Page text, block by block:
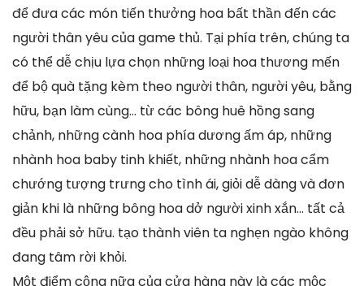
để đưa các món tiến thưởng hoa bất thần đến các
người thân yêu của game thủ. Tại phía trên, chúng ta
có thể dễ chịu lựa chọn những loại hoa thương mến
để bộ quà tặng kèm theo người thân, người yêu, bằng
hữu, bạn làm cùng… từ các bông huê hồng sang
chảnh, những cành hoa phía dương ấm áp, những
nhành hoa baby tinh khiết, những nhành hoa cẩm
chướng tượng trưng cho tình ái, giỏi dễ dàng và đơn
giản khi là những bông hoa dở người xinh xắn… tất cả
đều phải sở hữu. tạo thành viên ta nghẹn ngào không
đang tâm rời khỏi.
Một điểm cộng nữa của cửa hàng này là các mộc